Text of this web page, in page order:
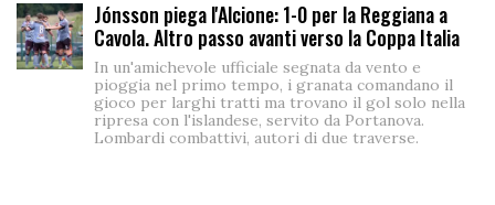
Jónsson piega l'Alcione: 1-0 per la Reggiana a
Cavola. Altro passo avanti verso la Coppa Italia
In un'amichevole ufficiale segnata da vento e
pioggia nel primo tempo, i granata comandano il
gioco per larghi tratti ma trovano il gol solo nella
ripresa con l'islandese, servito da Portanova.
Lombardi combattivi, autori di due traverse.